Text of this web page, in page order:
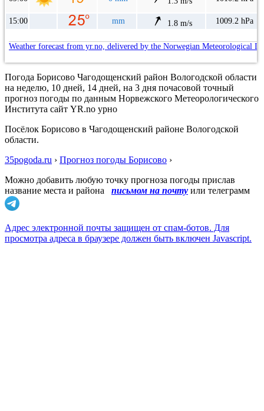
15:00 mm 1.8 m/s 1009.2 hPa
Weather forecast from yr.no, delivered by the Norwegian Meteorological
Погода Борисово Чагодощенский район Вологодской области
на неделю, 10 дней, 14 дней, на 3 дня почасовой точный
прогноз погоды по данным Норвежского Метеорологического
Института сайт YR.no урно
Посёлок Борисово в Чагодощенский районе Вологодской
области.
35pogoda.ru › Прогноз погоды Борисово ›
Можно добавить любую точку прогноза погоды прислав
название места и района
письмом на почту или телеграмм
Адрес электронной почты защищен от спам-ботов. Для
просмотра адреса в браузере должен быть включен Javascript.